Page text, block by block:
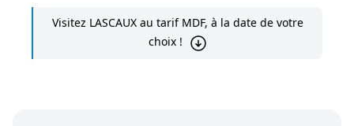
Visitez LASCAUX au tarif MDF, à la date de votre
choix !